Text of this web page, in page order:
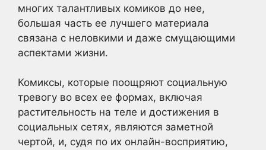
многих талантливых комиков до нее,
большая часть ее лучшего материала
связана с неловкими и даже смущающими
аспектами жизни.
Комиксы, которые поощряют социальную
тревогу во всех ее формах, включая
растительность на теле и достижения в
социальных сетях, являются заметной
чертой, и, судя по их онлайн-восприятию,